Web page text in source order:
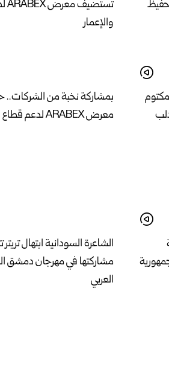
بمشاركة نخبة من
معرض ARABEX لدعم قطاع البناء والإعمار
الشاعرة السودانية ابتهال
مشاركتها في مهرجان دمشق
العربي